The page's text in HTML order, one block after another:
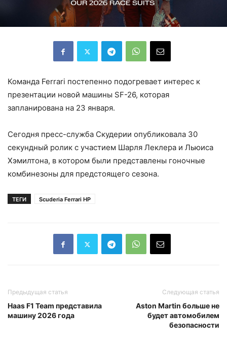
Команда Ferrari постепенно подогревает интерес к
презентации новой машины SF-26, которая
запланирована на 23 января.
Сегодня пресс-служба Скудерии опубликовала 30
секундный ролик с участием Шарля Леклера и Льюиса
Хэмилтона, в котором были представлены гоночные
комбинезоны для предстоящего сезона.
ТЕГИ Scuderia Ferrari HP
Предыдущая статья
Haas F1 Team представила
машину 2026 года
Следующая статья
Aston Martin больше не
будет автомобилем
безопасности